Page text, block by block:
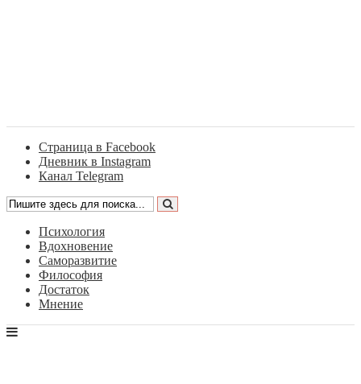
Страница в Facebook
Дневник в Instagram
Канал Telegram
Психология
Вдохновение
Саморазвитие
Философия
Достаток
Мнение